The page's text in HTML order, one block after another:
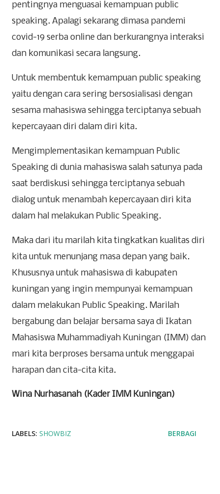
pentingnya menguasai kemampuan public
speaking. Apalagi sekarang dimasa pandemi
covid-19 serba online dan berkurangnya interaksi
dan komunikasi secara langsung.
Untuk membentuk kemampuan public speaking
yaitu dengan cara sering bersosialisasi dengan
sesama mahasiswa sehingga terciptanya sebuah
kepercayaan diri dalam diri kita.
Mengimplementasikan kemampuan Public
Speaking di dunia mahasiswa salah satunya pada
saat berdiskusi sehingga terciptanya sebuah
dialog untuk menambah kepercayaan diri kita
dalam hal melakukan Public Speaking.
Maka dari itu marilah kita tingkatkan kualitas diri
kita untuk menunjang masa depan yang baik.
Khususnya untuk mahasiswa di kabupaten
kuningan yang ingin mempunyai kemampuan
dalam melakukan Public Speaking. Marilah
bergabung dan belajar bersama saya di Ikatan
Mahasiswa Muhammadiyah Kuningan (IMM) dan
mari kita berproses bersama untuk menggapai
harapan dan cita-cita kita.
Wina Nurhasanah (Kader IMM Kuningan)
LABELS: SHOWBIZ BERBAGI